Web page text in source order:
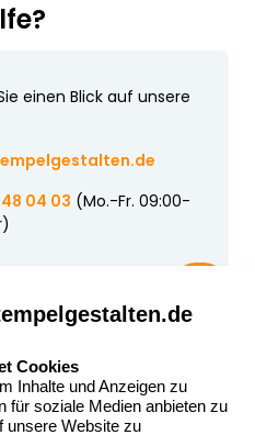
einen Blick auf unsere
04 03 (Mo.-Fr. 09:00-
Über uns
Sitemap
Cookies
Inhalte und Anzeigen zu
für soziale Medien anbieten zu
unsere Website zu